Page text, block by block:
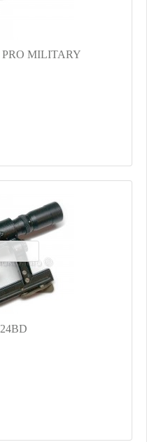
PRO MILITARY